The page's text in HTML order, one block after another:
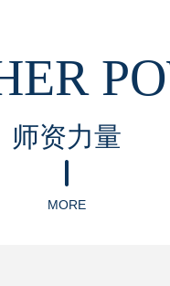
师资力量
MORE